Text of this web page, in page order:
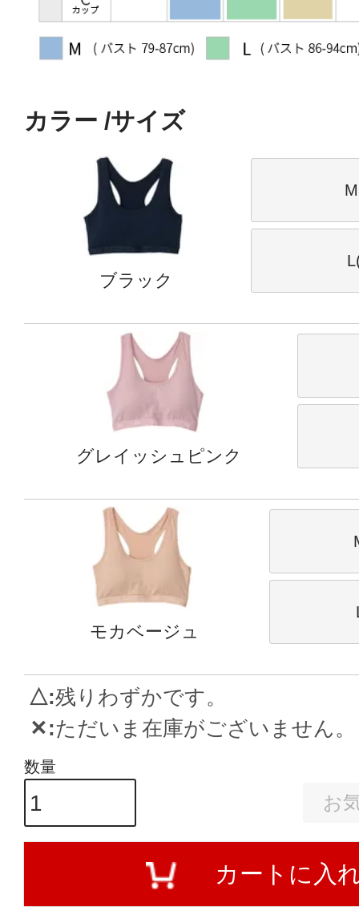
カラー サイズ
ブラック
グレイッシュピンク
モカベージュ
△ 残りわずかです。
✕ ただいま在庫がございません。
お
カートに入